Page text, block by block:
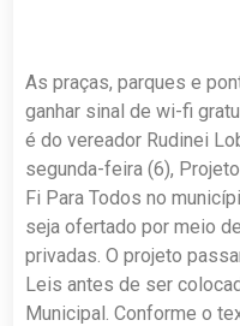
As praças, parques e
ganhar sinal de wi-fi
é do vereador Rudinei
segunda-feira (6),
Fi Para Todos no
seja ofertado por meio
privadas. O projeto
Leis antes de ser
Municipal. Conforme o